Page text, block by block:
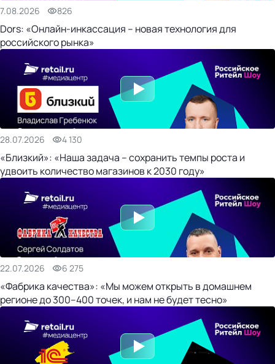
7.08.2026 826
Dors: «Онлайн-инкассация – новая технология для
российского рынка»
28.07.2026 4 130
«Близкий»: «Наша задача – сохранить темпы роста и
удвоить количество магазинов к 2030 году»
22.07.2026 6 275
«Фабрика качества»: «Мы можем открыть в домашнем
регионе до 300–400 точек, и нам не будет тесно»